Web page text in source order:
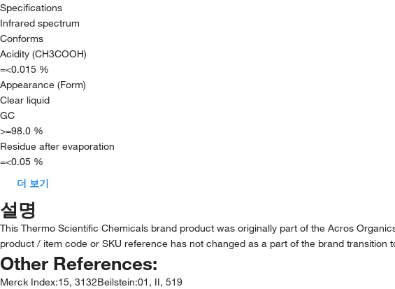
Specifications
Infrared spectrum
Conforms
Acidity (CH3COOH)
=<0.015 %
Appearance (Form)
Clear liquid
GC
>=98.0 %
Residue after evaporation
=<0.05 %
더 보기
설명
This Thermo Scientific Chemicals brand product was originally part of the Acros
product / item code or SKU reference has not changed as a part of the brand transition
Other References:
Merck Index:15, 3132Beilstein:01, II, 519